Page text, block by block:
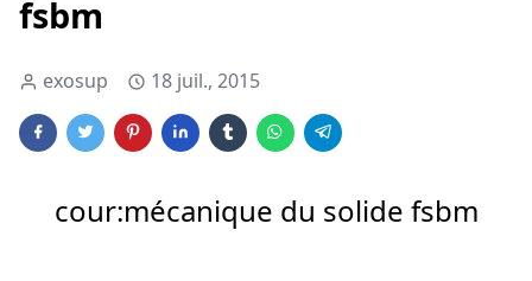
fsbm
exosup 18 juil., 2015
cour:mécanique du solide fsbm